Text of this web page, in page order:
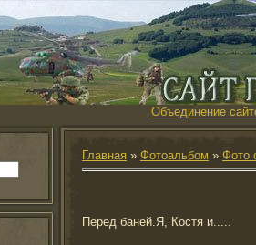
Объединение
Главная » Фотоальбом » Фото
Перед баней.Я, Костя и.....